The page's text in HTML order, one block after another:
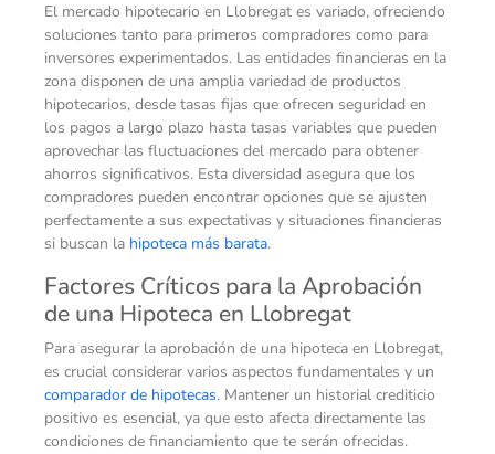
El mercado hipotecario en Llobregat es variado, ofreciendo
soluciones tanto para primeros compradores como para
inversores experimentados. Las entidades financieras en la
zona disponen de una amplia variedad de productos
hipotecarios, desde tasas fijas que ofrecen seguridad en
los pagos a largo plazo hasta tasas variables que pueden
aprovechar las fluctuaciones del mercado para obtener
ahorros significativos. Esta diversidad asegura que los
compradores pueden encontrar opciones que se ajusten
perfectamente a sus expectativas y situaciones financieras
si buscan la hipoteca más barata.
Factores Críticos para la Aprobación
de una Hipoteca en Llobregat
Para asegurar la aprobación de una hipoteca en Llobregat,
es crucial considerar varios aspectos fundamentales y un
comparador de hipotecas. Mantener un historial crediticio
positivo es esencial, ya que esto afecta directamente las
condiciones de financiamiento que te serán ofrecidas.